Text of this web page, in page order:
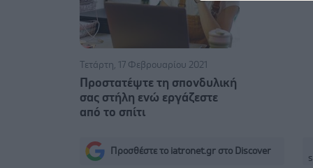
Τετάρτη, 17 Φεβρουαρίου 2021
Προστατέψτε τη σπονδυλική
σας στήλη ενώ εργάζεστε
από το σπίτι
Προσθέστε το iatronet.gr στο Discover